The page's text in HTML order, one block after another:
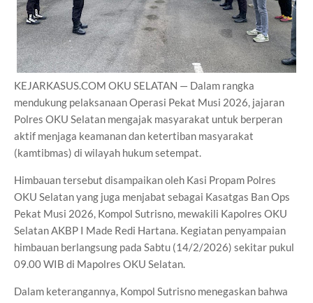
KEJARKASUS.COM OKU SELATAN — Dalam rangka
mendukung pelaksanaan Operasi Pekat Musi 2026, jajaran
Polres OKU Selatan mengajak masyarakat untuk berperan
aktif menjaga keamanan dan ketertiban masyarakat
(kamtibmas) di wilayah hukum setempat.
Himbauan tersebut disampaikan oleh Kasi Propam Polres
OKU Selatan yang juga menjabat sebagai Kasatgas Ban Ops
Pekat Musi 2026, Kompol Sutrisno, mewakili Kapolres OKU
Selatan AKBP I Made Redi Hartana. Kegiatan penyampaian
himbauan berlangsung pada Sabtu (14/2/2026) sekitar pukul
09.00 WIB di Mapolres OKU Selatan.
Dalam keterangannya, Kompol Sutrisno menegaskan bahwa